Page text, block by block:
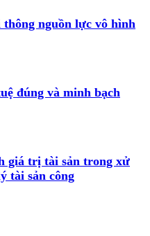
nguồn lực vô hình
đúng và minh bạch
giá trị tài sản trong xử
tài sản công